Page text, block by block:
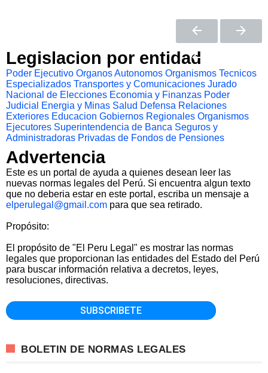
Legislacion por entidad
Poder Ejecutivo Organos Autonomos Organismos Tecnicos
Especializados Transportes y Comunicaciones Jurado
Nacional de Elecciones Economia y Finanzas Poder
Judicial
Energia y Minas Salud Defensa Relaciones
Exteriores Educacion Gobiernos Regionales Organismos
Ejecutores Superintendencia de Banca Seguros y
Administradoras Privadas de Fondos de Pensiones
Advertencia
Este es un portal de ayuda a quienes desean leer las
nuevas normas legales del Perú. Si encuentra algun texto
que no deberia estar en este portal, escriba un mensaje a
elperulegal@gmail.com para que sea retirado.
Propósito:
El propósito de "El Peru Legal" es mostrar las normas
legales que proporcionan las entidades del Estado del Perú
para buscar información relativa a decretos, leyes,
resoluciones, directivas.
BOLETIN DE NORMAS LEGALES